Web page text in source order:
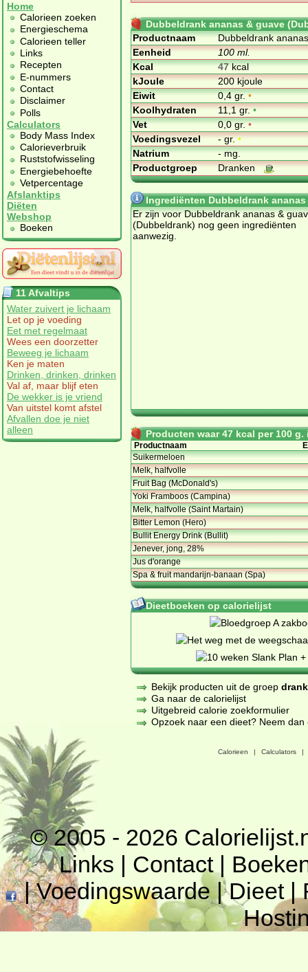
Home
Calorieen zoeken
Energieschema
Calorieen teller
Links
Recepten
E-nummers
Contact
Disclaimer
Polls
Calculators
Body Mass Index
Calorieverbruik
Ruststofwisseling
Energiebehoefte
Vetpercentage
Afslanktips
Diëten
Webshop
Boeken
11 Afvaltips
Water zuivert je lichaam
Let op je voeding
Eet met regelmaat
Wees een doorzetter
Beweeg je lichaam
Ken je maten
Drinken, drinken, drinken
Val af, maar blijf eten
De wekker is je vriend
Van uitstel komt afstel
Afvallen doe je niet
alleen
Dubbeldrank ananas & guave
Productnaam
Dubbeldrank
Eenheid
100 ml.
Kcal
47kcal
kJoule
200 kjoule
Eiwit
0,4 gr.•
Koolhydraten
11,1 gr.•
Vet
0,0 gr.•
Voedingsvezel
- gr.•
Natrium
- mg.
Productgroep
Dranken
Ingrediënten Dubbeldrank
Er zijn voor Dubbeldrank ananas &
(Dubbeldrank) nog geen ingrediënten
aanwezig.
Producten waar 47 kcal per 100
Productnaam
Suikermeloen
Melk, halfvolle
Fruit Bag (McDonald's)
Yoki Framboos (Campina)
Melk, halfvolle (Saint Martain)
Bitter Lemon (Hero)
Bullit Energy Drink (Bullit)
Jenever, jong, 28%
Jus d'orange
Spa & fruit mandarijn-banaan (Spa)
Dieetboeken op calorielijst
Bekijk producten uit de groep
Ga naar de calorielijst
Uitgebreid calorie zoekformulier
Opzoek naar een dieet? Neem
Calorieen | Calculators |
© 2005 - 2026
Links | Contact|
|Voedingswaarde|Dieet|